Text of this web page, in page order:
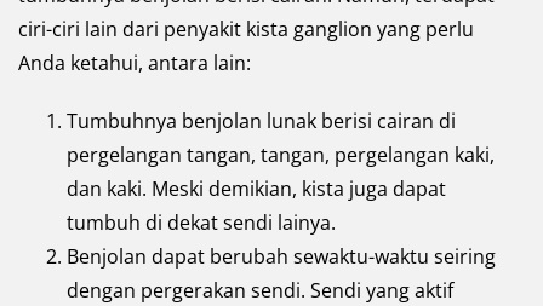
ciri-ciri lain dari penyakit kista ganglion yang perlu
Anda ketahui, antara lain:
Tumbuhnya benjolan lunak berisi cairan di
pergelangan tangan, tangan, pergelangan kaki,
dan kaki. Meski demikian, kista juga dapat
tumbuh di dekat sendi lainya.
Benjolan dapat berubah sewaktu-waktu seiring
dengan pergerakan sendi. Sendi yang aktif